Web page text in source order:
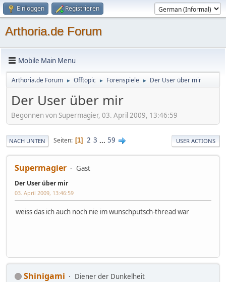
Einloggen Registrieren
Arthoria.de Forum
Mobile Main Menu
Arthoria.de Forum ► Offtopic ► Forenspiele ► Der User über mir
Der User über mir
Begonnen von Supermagier, 03. April 2009, 13:46:59
NACH UNTEN Seiten 1 2 3 ... 59 USER ACTIONS
Supermagier Gast
Der User über mir
03. April 2009, 13:46:59
weiss das ich auch noch nie im wunschputsch-thread war
Shinigami Diener der Dunkelheit